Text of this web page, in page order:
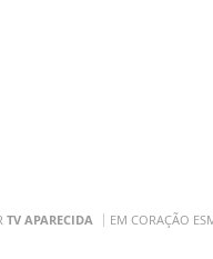
TV APARECIDA EM CORAÇÃO